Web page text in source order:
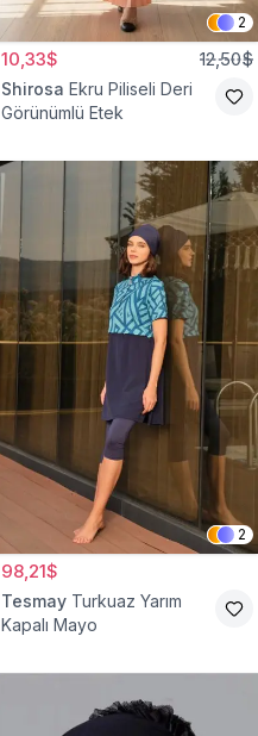
2
10,33$ 12,50$
Shirosa Ekru Piliseli Deri
Görünümlü Etek
2
98,21$
Tesmay Turkuaz Yarım
Kapalı Mayo